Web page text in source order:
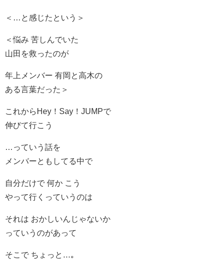
＜…と感じたという＞
＜悩み 苦しんでいた
山田を救ったのが
年上メンバー 有岡と高木の
ある言葉だった＞
これからHey！Say！JUMPで
伸びて行こう
…っていう話を
メンバーともしてる中で
自分だけで 何か こう
やって行くっていうのは
それは おかしいんじゃないか
っていうのがあって
そこで ちょっと…｡